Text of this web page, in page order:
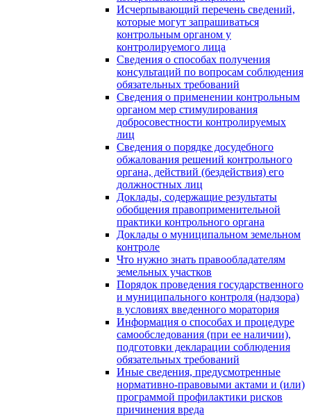
Исчерпывающий перечень сведений,
которые могут запрашиваться
контрольным органом у
контролируемого лица
Сведения о способах получения
консультаций по вопросам соблюдения
обязательных требований
Сведения о применении контрольным
органом мер стимулирования
добросовестности контролируемых
лиц
Сведения о порядке досудебного
обжалования решений контрольного
органа, действий (бездействия) его
должностных лиц
Доклады, содержащие результаты
обобщения правоприменительной
практики контрольного органа
Доклады о муниципальном земельном
контроле
Что нужно знать правообладателям
земельных участков
Порядок проведения государственного
и муниципального контроля (надзора)
в условиях введенного моратория
Информация о способах и процедуре
самообследования (при ее наличии),
подготовки декларации соблюдения
обязательных требований
Иные сведения, предусмотренные
нормативно-правовыми актами и (или)
программой профилактики рисков
причинения вреда